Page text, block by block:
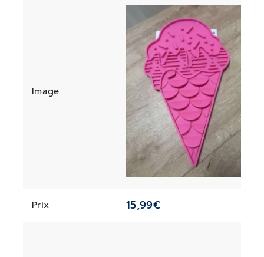
Image
Prix 15,99€